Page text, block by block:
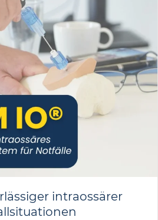
intraossärer